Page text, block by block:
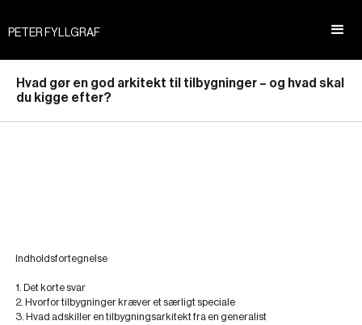
PETER FYLLGRAF
Hvad gør en god arkitekt til tilbygninger – og hvad skal
du kigge efter?
Indholdsfortegnelse
1. Det korte svar
2. Hvorfor tilbygninger kræver et særligt speciale
3. Hvad adskiller en tilbygningsarkitekt fra en generalist